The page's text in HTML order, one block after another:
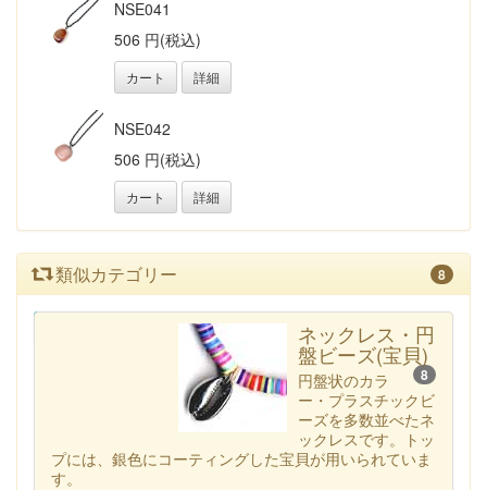
NSE041
506 円(税込)
カート 詳細
NSE042
506 円(税込)
カート 詳細
類似カテゴリー 8
ネックレス・円
盤ビーズ(宝貝)
8
円盤状のカラ
ー・プラスチックビ
ーズを多数並べたネ
ックレスです。トッ
プには、銀色にコーティングした宝貝が用いられていま
す。